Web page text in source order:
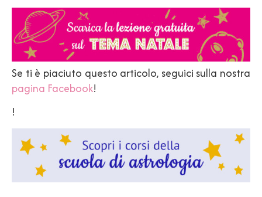
Se ti è piaciuto questo articolo, seguici sulla nostra
pagina Facebook!
!